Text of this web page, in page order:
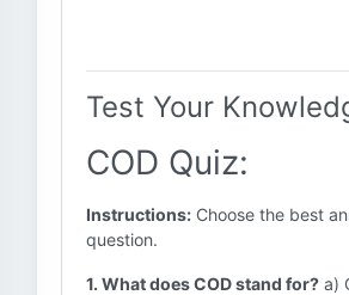
Test Your
COD Quiz:
Instructions: Choose the best
question.
1. What does COD stand for? a)